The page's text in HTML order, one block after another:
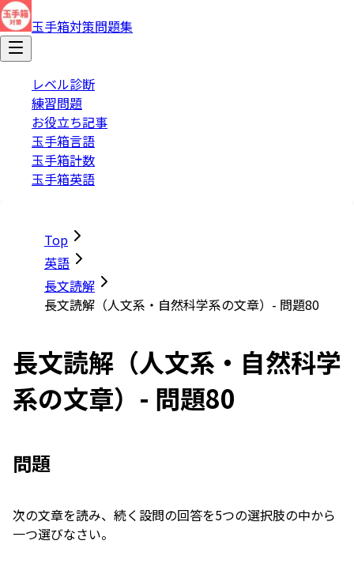
玉手箱対策問題集
レベル診断
練習問題
お役立ち記事
玉手箱言語
玉手箱計数
玉手箱英語
Top
英語
長文読解
長文読解（人文系・自然科学系の文章）- 問題80
長文読解（人文系・自然科学
系の文章）- 問題80
問題
次の文章を読み、続く設問の回答を5つの選択肢の中から
一つ選びなさい。